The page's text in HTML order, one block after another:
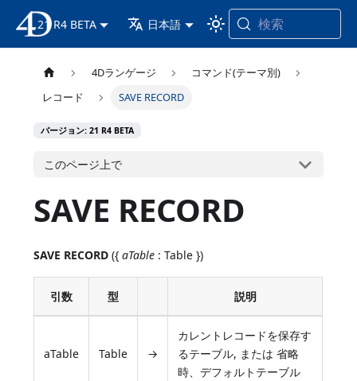
4D ドキュメンテーション
21 R4 BETA 日本語 検索
4Dランゲージ
コマンド(テーマ別)
レコード
SAVE RECORD
バージョン: 21 R4 BETA
このページ上で
SAVE RECORD
SAVE RECORD ({aTable : Table })
引数 型 説明
aTable Table →
カレントレコードを保存す
るテーブル, または 省略
時、デフォルトテーブル